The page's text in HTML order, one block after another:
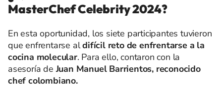
MasterChef Celebrity 2024?
En esta oportunidad, los siete participantes tuvieron
que enfrentarse aldifícil reto de enfrentarse a la
cocina molecular. Para ello, contaron con la
asesoría deJuan Manuel Barrientos, reconocido
chef colombiano.